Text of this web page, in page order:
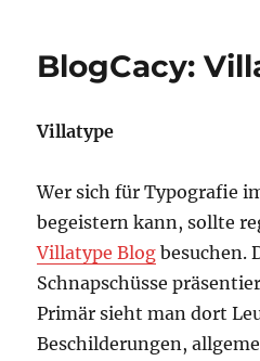
BlogCacy:
Villatype
Wer sich für Typografie
begeistern kann, sollte
Villatype Blog besuchen.
Schnapschüsse
Primär sieht man dort
Beschilderungen,